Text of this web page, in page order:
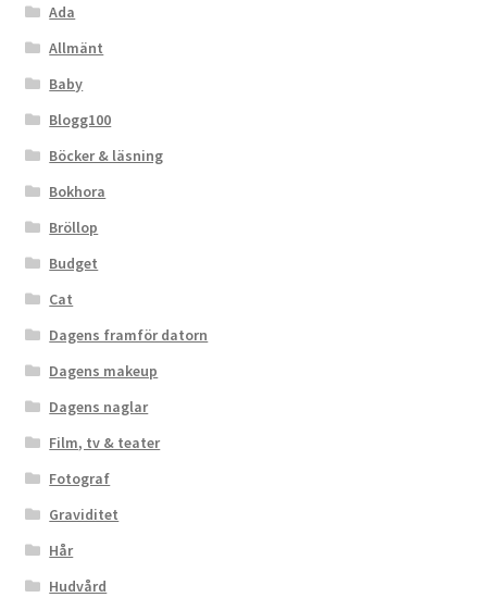
Ada
Allmänt
Baby
Blogg100
Böcker & läsning
Bokhora
Bröllop
Budget
Cat
Dagens framför datorn
Dagens makeup
Dagens naglar
Film, tv & teater
Fotograf
Graviditet
Hår
Hudvård